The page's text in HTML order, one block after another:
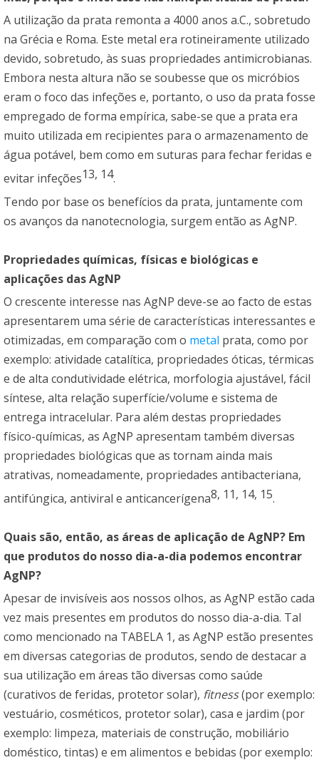
A utilização da prata remonta a 4000 anos a.C., sobretudo
na Grécia e Roma. Este metal era rotineiramente utilizado
devido, sobretudo, às suas propriedades antimicrobianas.
Embora nesta altura não se soubesse que os micróbios
eram o foco das infeções e, portanto, o uso da prata fosse
empregado de forma empírica, sabe-se que a prata era
muito utilizada em recipientes para o armazenamento de
água potável, bem como em suturas para fechar feridas e
evitar infeções13, 14.
Tendo por base os benefícios da prata, juntamente com
os avanços da nanotecnologia, surgem então as AgNP.
Propriedades químicas, físicas e biológicas e
aplicações das AgNP
O crescente interesse nas AgNP deve-se ao facto de estas
apresentarem uma série de características interessantes e
otimizadas, em comparação com o metal prata, como por
exemplo: atividade catalítica, propriedades óticas, térmicas
e de alta condutividade elétrica, morfologia ajustável, fácil
síntese, alta relação superfície/volume e sistema de
entrega intracelular. Para além destas propriedades
físico-químicas, as AgNP apresentam também diversas
propriedades biológicas que as tornam ainda mais
atrativas, nomeadamente, propriedades antibacteriana,
antifúngica, antiviral e anticancerígena8, 11, 14, 15.
Quais são, então, as áreas de aplicação de AgNP? Em
que produtos do nosso dia-a-dia podemos encontrar
AgNP?
Apesar de invisíveis aos nossos olhos, as AgNP estão cada
vez mais presentes em produtos do nosso dia-a-dia. Tal
como mencionado na TABELA 1, as AgNP estão presentes
em diversas categorias de produtos, sendo de destacar a
sua utilização em áreas tão diversas como saúde
(curativos de feridas, protetor solar), fitness(por exemplo:
vestuário, cosméticos, protetor solar), casa e jardim (por
exemplo: limpeza, materiais de construção, mobiliário
doméstico, tintas) e em alimentos e bebidas (por exemplo: